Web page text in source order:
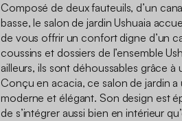
Composé de deux fauteuils, d’un
basse, le salon de jardin Ushuaia
de vous offrir un confort digne d’un
coussins et dossiers de l’ensemble
ailleurs, ils sont déhoussables grâce à
Conçu en acacia, ce salon de jardin
moderne et élégant. Son design est
de s’intégrer aussi bien en intérieur